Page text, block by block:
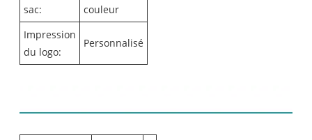
sac:
couleur
Impression
du logo:
Personnalisé